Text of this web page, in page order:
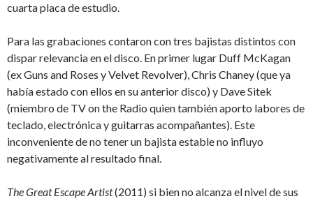
cuarta placa de estudio.
Para las grabaciones contaron con tres bajistas distintos con
dispar relevancia en el disco. En primer lugar Duff McKagan
(ex Guns and Roses y Velvet Revolver), Chris Chaney (que ya
había estado con ellos en su anterior disco) y Dave Sitek
(miembro de TV on the Radio quien también aporto labores de
teclado, electrónica y guitarras acompañantes). Este
inconveniente de no tener un bajista estable no influyo
negativamente al resultado final.
The Great Escape Artist(2011) si bien no alcanza el nivel de sus